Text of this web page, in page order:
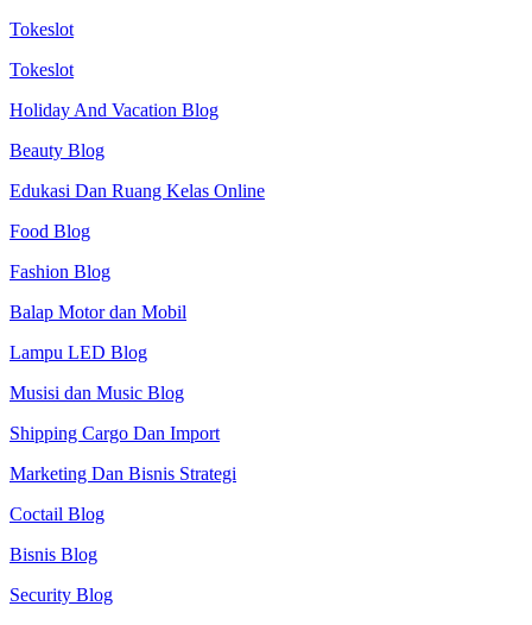
Tokeslot
Tokeslot
Holiday And Vacation Blog
Beauty Blog
Edukasi Dan Ruang Kelas Online
Food Blog
Fashion Blog
Balap Motor dan Mobil
Lampu LED Blog
Musisi dan Music Blog
Shipping Cargo Dan Import
Marketing Dan Bisnis Strategi
Coctail Blog
Bisnis Blog
Security Blog